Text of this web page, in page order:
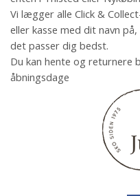
Vi lægger alle Click &
eller kasse med dit navn
det passer dig bedst.
Du kan hente og returnere
åbningsdage